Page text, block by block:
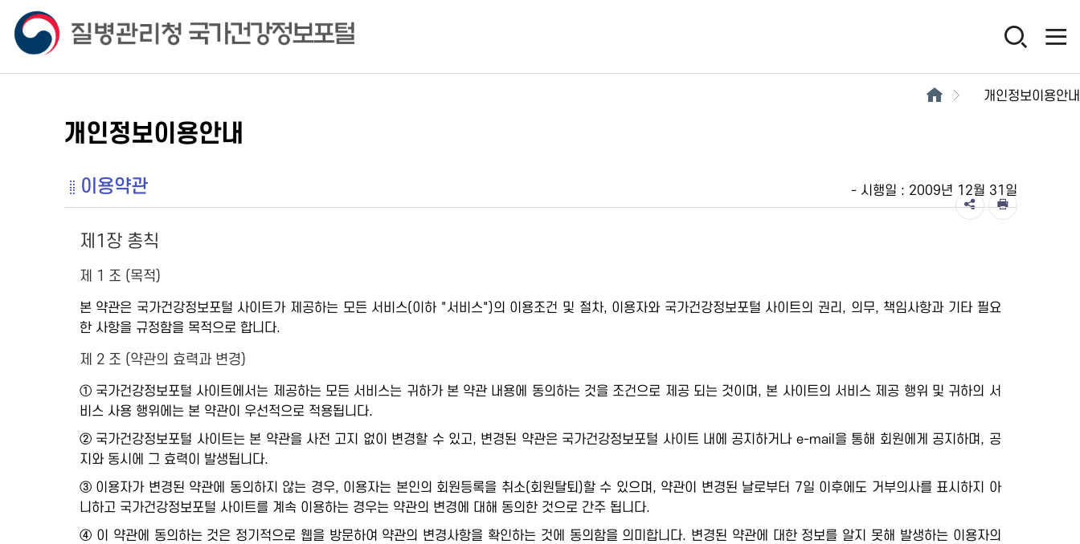
개인정보이용안내
개인정보이용안내
- 시행일 : 2009년 12월 31일
이용약관
제1장 총칙
제 1 조 (목적)
본 약관은 국가건강정보포털 사이트가 제공하는 모든 서비스(이하 "서비스")의 이용조건 및 절차, 이용자와 국가건강정보포털 사이트의 권리, 의무, 책임사항과 기타 필요
한 사항을 규정함을 목적으로 합니다.
제 2 조 (약관의 효력과 변경)
① 국가건강정보포털 사이트에서는 제공하는 모든 서비스는 귀하가 본 약관 내용에 동의하는 것을 조건으로 제공 되는 것이며, 본 사이트의 서비스 제공 행위 및 귀하의 서
비스 사용 행위에는 본 약관이 우선적으로 적용됩니다.
② 국가건강정보포털 사이트는 본 약관을 사전 고지 없이 변경할 수 있고, 변경된 약관은 국가건강정보포털 사이트 내에 공지하거나 e-mail을 통해 회원에게 공지하며, 공
지와 동시에 그 효력이 발생됩니다.
③ 이용자가 변경된 약관에 동의하지 않는 경우, 이용자는 본인의 회원등록을 취소(회원탈퇴)할 수 있으며, 약관이 변경된 날로부터 7일 이후에도 거부의사를 표시하지 아
니하고 국가건강정보포털 사이트를 계속 이용하는 경우는 약관의 변경에 대해 동의한 것으로 간주 됩니다.
④ 이 약관에 동의하는 것은 정기적으로 웹을 방문하여 약관의 변경사항을 확인하는 것에 동의함을 의미합니다. 변경된 약관에 대한 정보를 알지 못해 발생하는 이용자의